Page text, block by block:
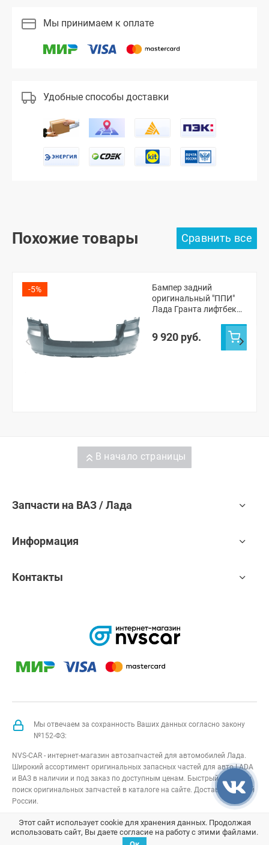
Мы принимаем к оплате
Удобные способы доставки
Похожие товары
-5%
Бампер задний
оригинальный "ППИ"
Лада Гранта лифтбек
9 920 руб.
В начало страницы
Запчасти на ВАЗ / Лада
Информация
Контакты
Мы отвечаем за сохранность Ваших данных согласно закону
№152-ФЗ:
NVS-CAR - интернет-магазин автозапчастей для автомобилей Лада.
Широкий ассортимент оригинальных запасных частей для авто LADA
и ВАЗ в наличии и под заказ по доступным ценам. Быстрый подбор и
поиск оригинальных запчастей в каталоге на сайте. Доставка по всей
России.
NVS-CAR© 2014 –2026Все права защищеныкарта сайта;
Договор оферта; Политика конфиденциальности
Этот сайт использует cookie для хранения данных. Продолжая
использовать сайт, Вы даете согласие на работу с этими файлами.